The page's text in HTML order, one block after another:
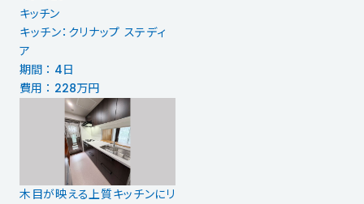
キッチン
キッチン：クリナップ ステディ
ア
期間 ： 4日
費用 ： 228万円
木目が映える上質キッチンにリ